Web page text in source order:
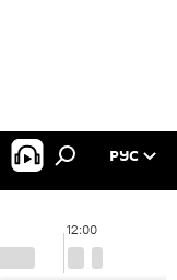
РУС
12:00